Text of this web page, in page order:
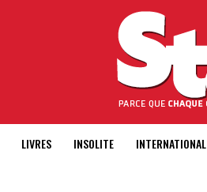
LIVRES INSOLITE INTERNATIONAL